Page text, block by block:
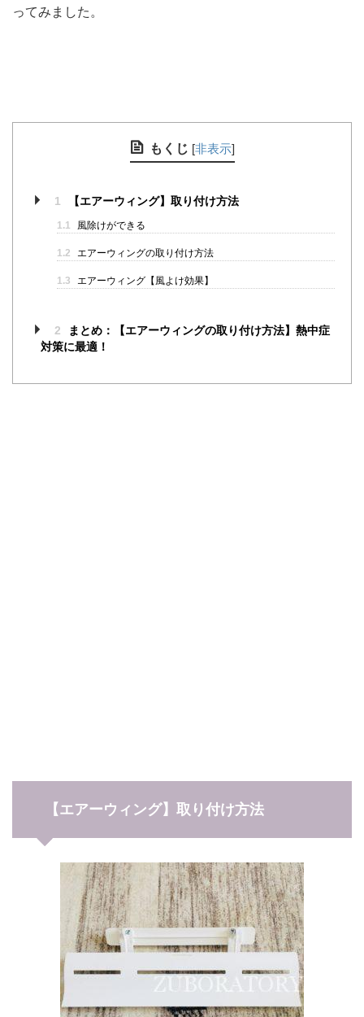
ってみました。
もくじ [非表示]
1 【エアーウィング】取り付け方法
1.1 風除けができる
1.2 エアーウィングの取り付け方法
1.3 エアーウィング【風よけ効果】
2
まとめ：【エアーウィングの取り付け方法】熱中症
対策に最適！
【エアーウィング】取り付け方法